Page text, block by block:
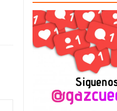
París
Rock Café